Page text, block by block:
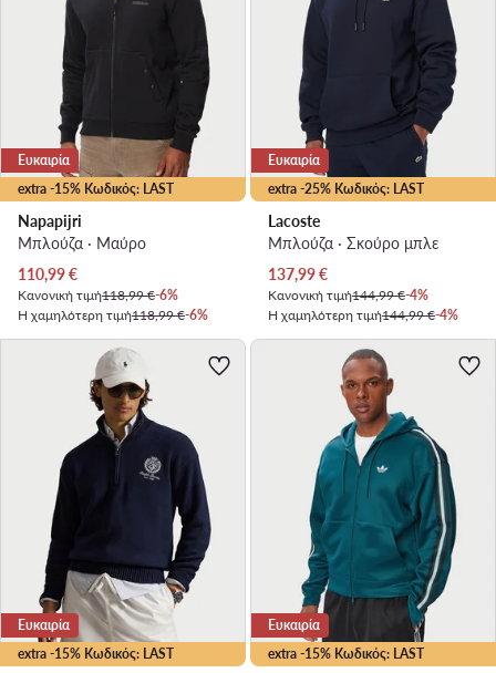
extra -15% Κωδικός: LAST
Ευκαιρία
Napapijri
Μπλούζα · Μαύρο
Τρέχουσα τιμή
110,99€
Κανονική τιμή118,99 €-6%
Η χαμηλότερη τιμή118,99 €-6%
extra -25% Κωδικός: LAST
Ευκαιρία
Lacoste
Μπλούζα · Σκούρο μπλε
Τρέχουσα τιμή
137,99€
Κανονική τιμή144,99 €-4%
Η χαμηλότερη τιμή144,99 €-4%
extra -15% Κωδικός: LAST
Ευκαιρία
extra -15% Κωδικός: LAST
Ευκαιρία